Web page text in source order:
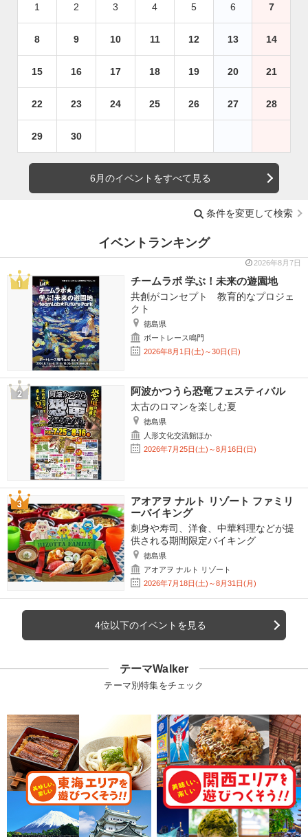
1 2 3 4 5 6 7
8 9 10 11 12 13 14
15 16 17 18 19 20 21
22 23 24 25 26 27 28
29 30
6月のイベントをすべて見る
条件を変更して検索
イベントランキング
2026年8月7日
チームラボ 学ぶ！未来の遊園地
共創がコンセプト 教育的なプロジェ
クト
徳島県
ボートレース鳴門
2026年8月1日(土)～30日(日)
阿波かつうら恐竜フェスティバル
太古のロマンを楽しむ夏
徳島県
人形文化交流館ほか
2026年7月25日(土)～8月16日(日)
アオアヲ ナルト リゾート ファミリ
ーバイキング
刺身や寿司、洋食、中華料理などが提
供される期間限定バイキング
徳島県
アオアヲ ナルト リゾート
2026年7月18日(土)～8月31日(月)
4位以下のイベントを見る
テーマWalker
テーマ別特集をチェック